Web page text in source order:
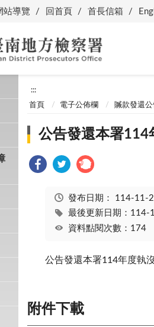
站導覽 回首頁 首長信箱
:::
首頁 電子公佈欄 贓款發還
公告發還本署114
發布日期： 114-11-
最後更新日期：114-
資料點閱次數：174
公告發還本署114年度執
附件下載